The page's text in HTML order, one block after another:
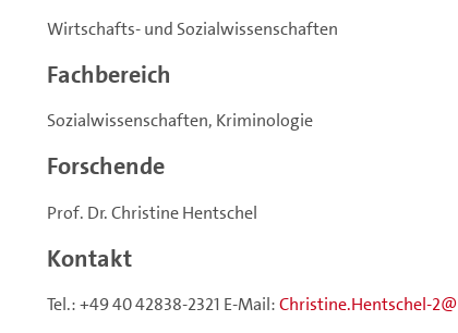
Wirtschafts- und Sozialwissenschaften
Fachbereich
Sozialwissenschaften, Kriminologie
Forschende
Prof. Dr. Christine Hentschel
Kontakt
Tel.: +49 40 42838-2321 E-Mail:Christine.Hentschel-2